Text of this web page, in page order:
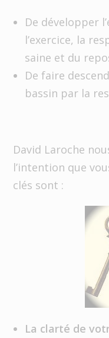
De développer
l’exercice, la
saine et du
De faire
bassin par la
David Laroche
l’intention que
clés sont :
La clarté de